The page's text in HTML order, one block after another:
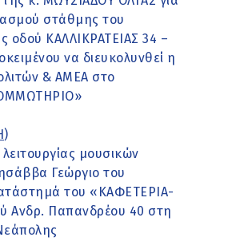
στάθμης του
οδού ΚΑΛΛΙΚΡΑΤΕΙΑΣ 34 –
να διευκολυνθεί η
& ΑΜΕΑ στο
)
μουσικών
Γεώργιο του
του «ΚΑΦΕΤΕΡΙΑ-
Ανδρ. Παπανδρέου 40 στη